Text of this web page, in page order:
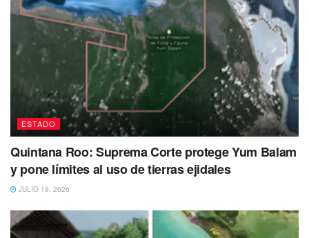
ESTADO
Quintana Roo: Suprema Corte protege Yum Balam
y pone límites al uso de tierras ejidales
JULIO 19, 2026